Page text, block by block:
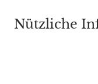
Nützliche